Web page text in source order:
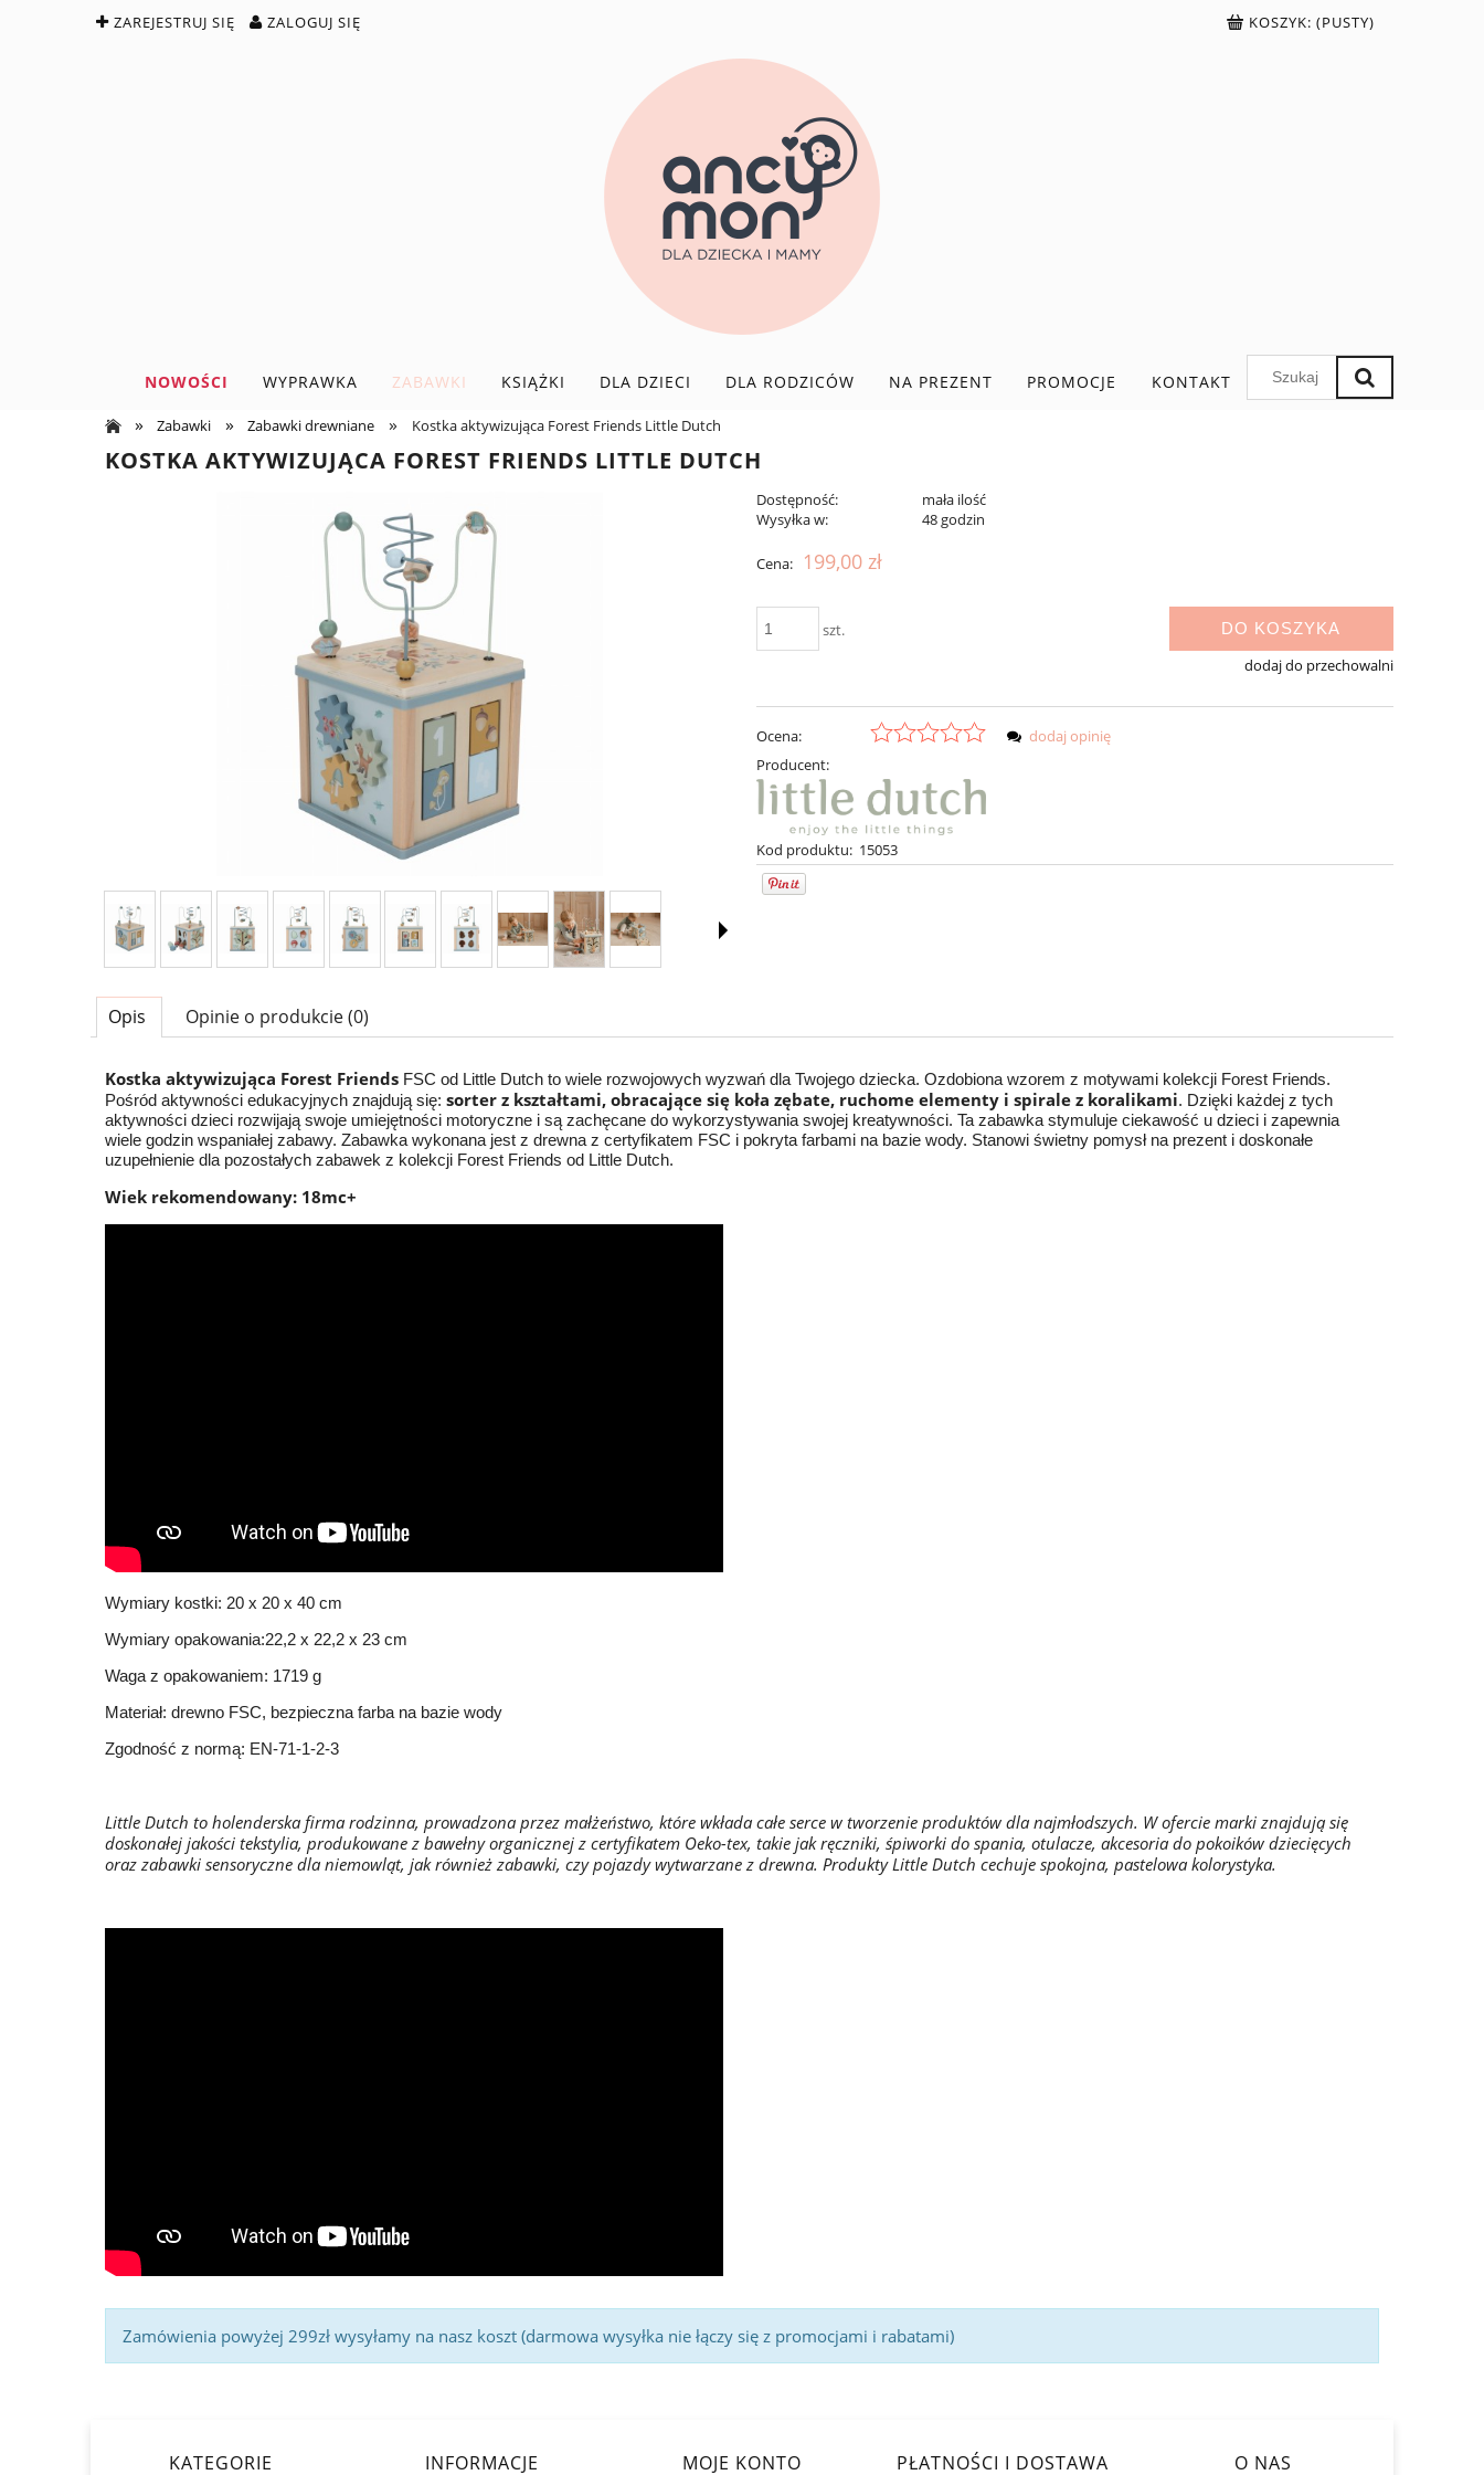
ZAREJESTRUJ SIĘ ZALOGUJ SIĘ KOSZYK: (PUSTY)
NOWOŚCI WYPRAWKA ZABAWKI KSIĄŻKI DLA DZIECI DLA RODZICÓW NA PREZENT PROMOCJE KONTAKT
» Zabawki » Zabawki drewniane » Kostka aktywizująca Forest Friends Little Dutch
KOSTKA AKTYWIZUJĄCA FOREST FRIENDS LITTLE DUTCH
Dostępność:
mała ilość
Wysyłka w:
48 godzin
Cena: 199,00 zł
szt. DO KOSZYKA
dodaj do przechowalni
Ocena:
Producent:
Kod produktu: 15053
dodaj opinię
Opis Opinie o produkcie (0)
Kostka aktywizująca Forest Friends FSC od Little Dutch to wiele rozwojowych wyzwań dla Twojego dziecka. Ozdobiona wzorem z motywami kolekcji Forest Friends.
Pośród aktywności edukacyjnych znajdują się: sorter z kształtami, obracające się koła zębate, ruchome elementy i spirale z koralikami. Dzięki każdej z tych
aktywności dzieci rozwijają swoje umiejętności motoryczne i są zachęcane do wykorzystywania swojej kreatywności. Ta zabawka stymuluje ciekawość u dzieci i zapewnia
wiele godzin wspaniałej zabawy. Zabawka wykonana jest z drewna z certyfikatem FSC i pokryta farbami na bazie wody. Stanowi świetny pomysł na prezent i doskonałe
uzupełnienie dla pozostałych zabawek z kolekcji Forest Friends od Little Dutch.
Wiek rekomendowany: 18mc+
Wymiary kostki: 20 x 20 x 40 cm
Wymiary opakowania:22,2 x 22,2 x 23 cm
Waga z opakowaniem: 1719 g
Materiał: drewno FSC, bezpieczna farba na bazie wody
Zgodność z normą: EN-71-1-2-3
Little Dutch to holenderska firma rodzinna, prowadzona przez małżeństwo, które wkłada całe serce w tworzenie produktów dla najmłodszych. W ofercie marki znajdują się
doskonałej jakości tekstylia, produkowane z bawełny organicznej z certyfikatem Oeko-tex, takie jak ręczniki, śpiworki do spania, otulacze, akcesoria do pokoików dziecięcych
oraz zabawki sensoryczne dla niemowląt, jak również zabawki, czy pojazdy wytwarzane z drewna. Produkty Little Dutch cechuje spokojna, pastelowa kolorystyka.
Zamówienia powyżej 299zł wysyłamy na nasz koszt (darmowa wysyłka nie łączy się z promocjami i rabatami)
KATEGORIE INFORMACJE MOJE KONTO PŁATNOŚCI I DOSTAWA O NAS